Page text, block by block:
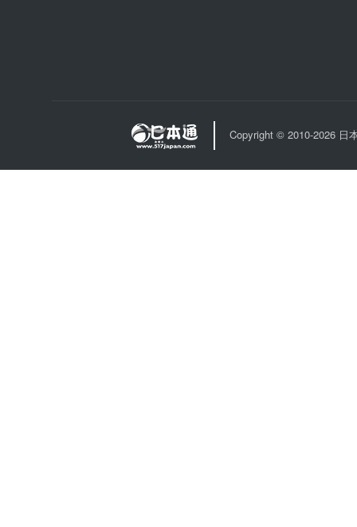
Copyright © 2010-2026 日